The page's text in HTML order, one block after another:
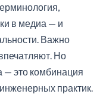
в медиа — и
Важно
Но
— это комбинация
практик.